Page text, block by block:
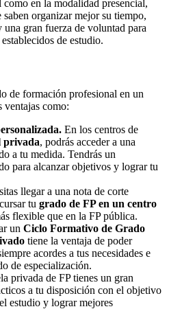
en la modalidad presencial,
saben organizar mejor su tiempo,
gran fuerza de voluntad para
de estudio.
de formación profesional en un
ventajas como:
En los centros de
privada, podrás acceder a una
a tu medida. Tendrás un
para alcanzar objetivos y lograr tu
llegar a una nota de corte
tu grado de FP en un centro
flexible que en la FP pública.
un Ciclo Formativo de Grado
tiene la ventaja de poder
acordes a tus necesidades e
de especialización.
privada de FP tienes un gran
a tu disposición con el objetivo
estudio y lograr mejores